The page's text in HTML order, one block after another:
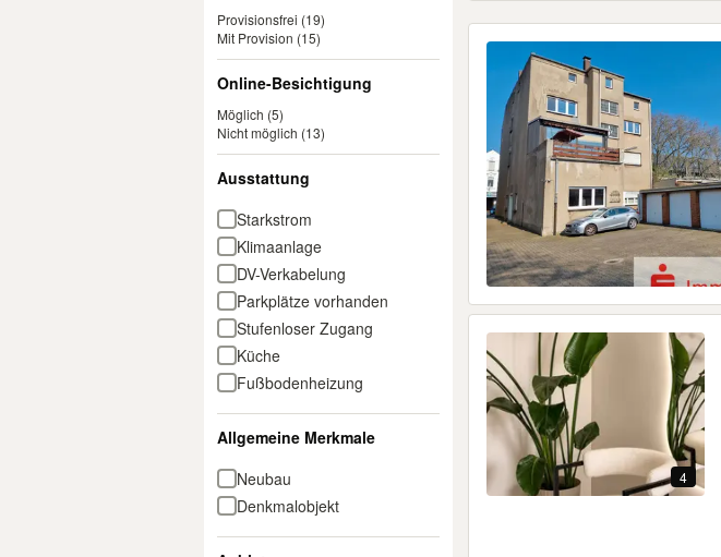
Provisionsfrei (19)
Mit Provision (15)
Online-Besichtigung
Möglich (5)
Nicht möglich (13)
Ausstattung
Starkstrom
Klimaanlage
DV-Verkabelung
Parkplätze vorhanden
Stufenloser Zugang
Küche
Fußbodenheizung
Allgemeine Merkmale
Neubau
Denkmalobjekt
4